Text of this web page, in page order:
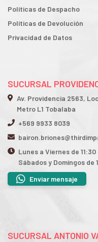
Políticas de Despacho
Políticas de Devolución
Privacidad de Datos
SUCURSAL
Av. Providencia 2563,
Metro L1 Tobalaba
+569 9933 8039
Lunes a Viernes de 11:30
Sábados y Domingos de
Enviar mensaje
SUCURSAL ANTONIO